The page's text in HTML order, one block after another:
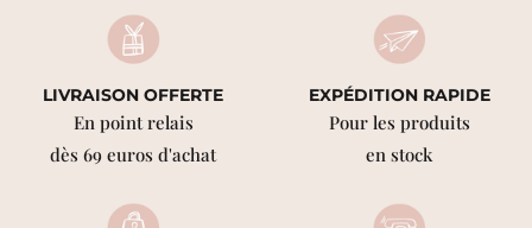
LIVRAISON OFFERTE
En point relais
dès 69 euros d'achat
EXPÉDITION RAPIDE
Pour les produits
en stock